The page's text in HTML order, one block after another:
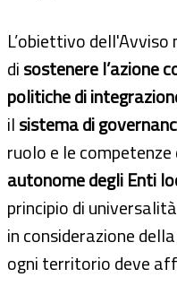
L’obiettivo
disostenere l’azione
politiche di
ilsistema di
ruolo e le competenze
autonome degli Enti
principio di
in considerazione
ogni territorio deve